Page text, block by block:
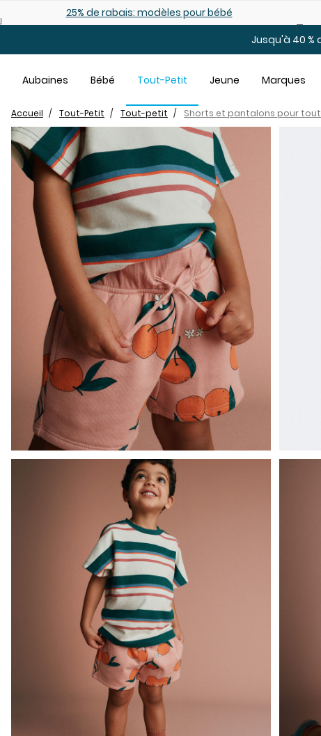
25% de rabais: modèles pour bébé
Jusqu'à 40 %
Aubaines Bébé Tout-Petit Jeune Marques
Accueil Tout-Petit Tout-petit Shorts et pantalons pour